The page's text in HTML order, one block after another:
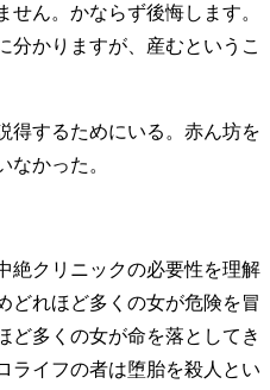
せん。かならず後悔します。
分かりますが、産むというこ
するためにいる。赤ん坊を
なかった。
クリニックの必要性を理解
どれほど多くの女が危険を冒
ど多くの女が命を落としてき
ライフの者は堕胎を殺人とい